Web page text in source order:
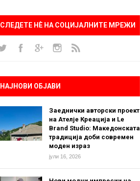
СЛЕДЕТЕ НÈ НА СОЦИЈАЛНИТЕ МРЕЖИ
НАЈНОВИ ОБЈАВИ
Заеднички авторски проект
на Ателје Креација и Le
Brand Studio: Македонската
традиција доби современ
моден израз
јули 16, 2026